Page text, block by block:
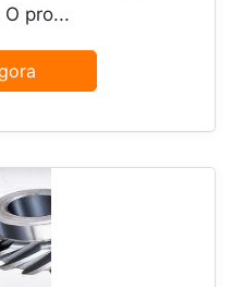
pro...